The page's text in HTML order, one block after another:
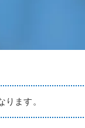
ります。